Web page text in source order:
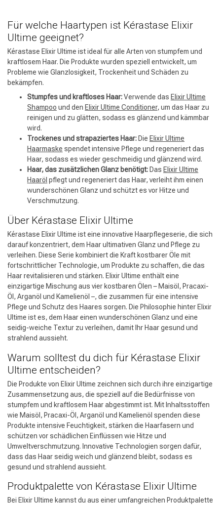
Umformung
Für welche Haartypen ist Kérastase Elixir
Ultime geeignet?
Kérastase Elixir Ultime ist ideal für alle Arten von stumpfem und
kraftlosem Haar. Die Produkte wurden speziell entwickelt, um
Probleme wie Glanzlosigkeit, Trockenheit und Schäden zu
bekämpfen.
Stumpfes und kraftloses Haar:Verwende das Elixir Ultime
Shampoo und den Elixir Ultime Conditioner, um das Haar zu
reinigen und zu glätten, sodass es glänzend und kämmbar
wird.
Trockenes und strapaziertes Haar: Die Elixir Ultime
Haarmaske spendet intensive Pflege und regeneriert das
Haar, sodass es wieder geschmeidig und glänzend wird.
Haar, das zusätzlichen Glanz benötigt: Das Elixir Ultime
Haaröl pflegt und regeneriert das Haar, verleiht ihm einen
wunderschönen Glanz und schützt es vor Hitze und
Verschmutzung.
Über Kérastase Elixir Ultime
Kérastase Elixir Ultime ist eine innovative Haarpflegeserie, die sich
darauf konzentriert, dem Haar ultimativen Glanz und Pflege zu
verleihen. Diese Serie kombiniert die Kraft kostbarer Öle mit
fortschrittlicher Technologie, um Produkte zu schaffen, die das
Haar revitalisieren und stärken. Elixir Ultime enthält eine
einzigartige Mischung aus vier kostbaren Ölen – Maisöl, Pracaxi-
Öl, Arganöl und Kamelienöl –, die zusammen für eine intensive
Pflege und Schutz des Haares sorgen. Die Philosophie hinter Elixir
Ultime ist es, dem Haar einen wunderschönen Glanz und eine
seidig-weiche Textur zu verleihen, damit Ihr Haar gesund und
strahlend aussieht.
Warum solltest du dich für Kérastase Elixir
Ultime entscheiden?
Die Produkte von Elixir Ultime zeichnen sich durch ihre einzigartige
Zusammensetzung aus, die speziell auf die Bedürfnisse von
stumpfem und kraftlosem Haar abgestimmt ist. Mit Inhaltsstoffen
wie Maisöl, Pracaxi-Öl, Arganöl und Kamelienöl spenden diese
Produkte intensive Feuchtigkeit, stärken die Haarfasern und
schützen vor schädlichen Einflüssen wie Hitze und
Umweltverschmutzung. Innovative Technologien sorgen dafür,
dass das Haar seidig weich und glänzend bleibt, sodass es
gesund und strahlend aussieht.
Produktpalette von Kérastase Elixir Ultime
Bei Elixir Ultime kannst du aus einer umfangreichen Produktpalette